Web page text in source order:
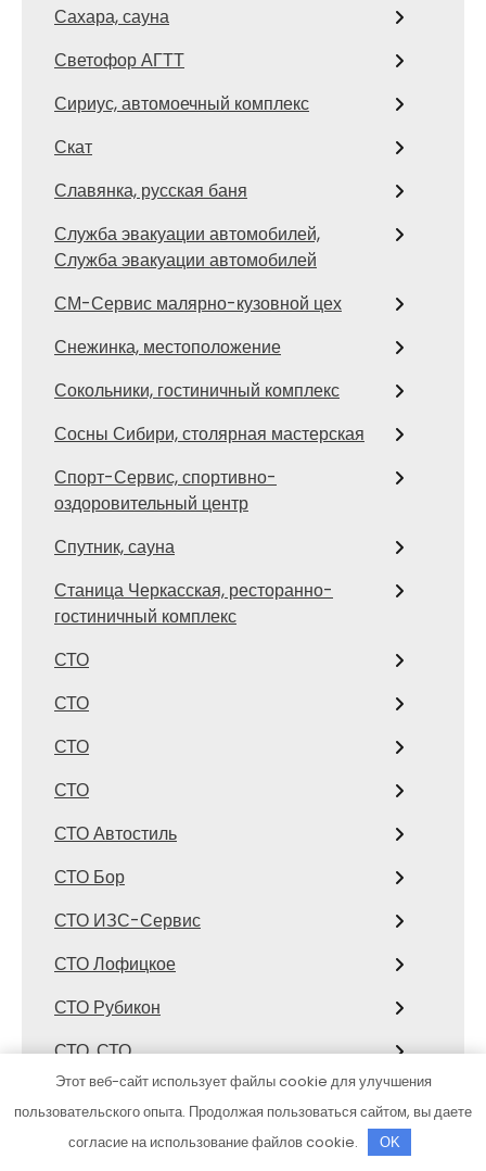
Сахара, сауна
Светофор АГТТ
Сириус, автомоечный комплекс
Скат
Славянка, русская баня
Служба эвакуации автомобилей,
Служба эвакуации автомобилей
СМ-Сервис малярно-кузовной цех
Снежинка, местоположение
Сокольники, гостиничный комплекс
Сосны Сибири, столярная мастерская
Спорт-Сервис, спортивно-
оздоровительный центр
Спутник, сауна
Станица Черкасская, ресторанно-
гостиничный комплекс
СТО
СТО
СТО
СТО
СТО Автостиль
СТО Бор
СТО ИЗС-Сервис
СТО Лофицкое
СТО Рубикон
СТО, СТО
СТО, СТО
Страйк
Этот веб-сайт использует файлы cookie для улучшения
пользовательского опыта. Продолжая пользоваться сайтом, вы даете
согласие на использование файлов cookie.
OK